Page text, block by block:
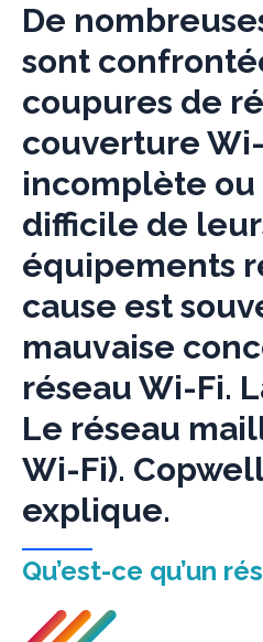
De
sont
coupures de
couverture
incomplète ou
difficile de
équipements
cause est
mauvaise
réseau Wi-Fi.
Le réseau
Wi-Fi).
explique.
Qu’est-ce qu’un